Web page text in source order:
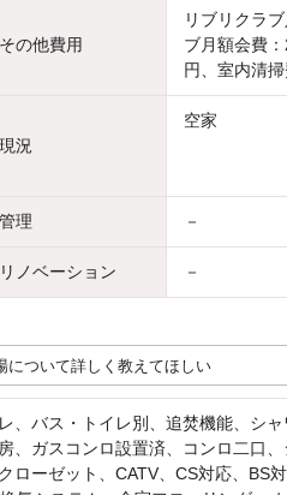
その他費用
リブリクラ
ブ月額会費
円、室内清
現況
空家
管理 －
リノベーション －
について詳しく教えてほしい
バス・トイレ別、追焚機能、シャ
、ガスコンロ設置済、コンロ二口
ローゼット、CATV、CS対応、BS